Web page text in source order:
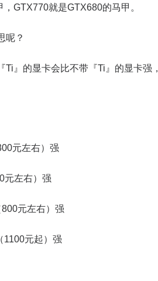
GTX770就是GTX680的马甲。
呢？
』的显卡会比不带『Ti』的显卡强，
元左右）强
元左右）强
元左右）强
1100元起）强